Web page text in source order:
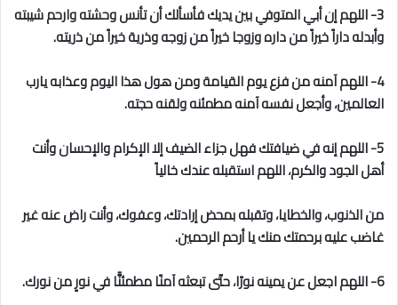
3- اللهم إن أبي المتوفي بين يديك فأسألك أن تأنس وحشته وارحم شيبته
وأبدله داراً خيراً من داره وزوجا خيراً من زوجه وذرية خيراً من ذريته.
4- اللهم آمنه من فزع يوم القيامة ومن هول هذا اليوم وعذابه يارب
العالمين، وأجعل نفسه آمنه مطمئنه ولقنه حجته.
5- اللهم إنه في ضيافتك فهل جزاء الضيف إلا الإكرام والإحسان وأنت
أهل الجود والكرم، اللهم استقبله عندك خالياً
من الذنوب، والخطايا، وتقبله بمحض إرادتك، وعفوك، وأنت راض عنه غير
غاضب عليه برحمتك منك يا أرحم الرحمين.
6- اللهم اجعل عن يمينه نورًا، حتّى تبعثه آمنًا مطمئنًّا في نورٍ من نورك.